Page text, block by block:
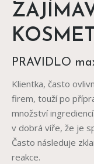
PRAVIDLO
Klientka, často
firem, touží po
množství
v dobrá víře, že je
Často následuje
reakce.